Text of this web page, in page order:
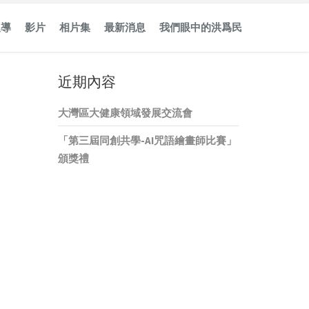
影片 相片集 最新消息 我們眼中的洪爲民
近期內容
大灣區大健康領域發展交流會
「第三屆同創共學-AI咒語繪畫師比賽」
頒獎禮